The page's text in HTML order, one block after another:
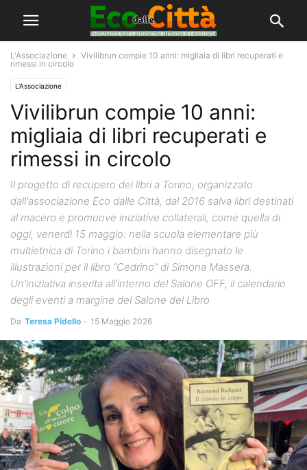
L'Associazione
Vivilibrun compie 10 anni: migliaia di libri recuperati e
rimessi in circolo
L'Associazione
Vivilibrun compie 10 anni:
migliaia di libri recuperati e
rimessi in circolo
Il progetto di recupero dei libri a Torino, organizzato
dall'associazione Eco dalle Città, dal 2016 salva libri destinati
al macero e promuove iniziative collaterali, come quella di
oggi, venerdì 15 maggio: nella scuola elementare più
multietnica di Torino i bambini hanno disegnato le
illustrazioni per il libro “Cedrino” di Simona Massera.
Un'iniziativa inserita all'interno del Salone OFF, il calendario
degli eventi a margine del Salone del Libro
Da Teresa Pidello - 15 Maggio 2026